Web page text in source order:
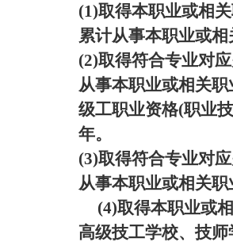
(1)取得本职业或相
累计从事本职业或
(2)取得符合专业对
从事本职业或相关
级工职业资格(职业
年。
(3)取得符合专业对
从事本职业或相关
(4)取得本职业或
高级技工学校、技